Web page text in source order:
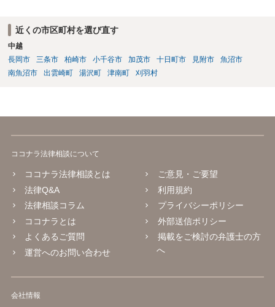
近くの市区町村を選び直す
中越
長岡市
三条市 柏崎市 小千谷市 加茂市 十日町市 見附市
魚沼市
南魚沼市
出雲崎町 湯沢町 津南町 刈羽村
ココナラ法律相談について
ココナラ法律相談とは
法律Q&A
法律相談コラム
ココナラとは
よくあるご質問
運営へのお問い合わせ
ご意見・ご要望
利用規約
プライバシーポリシー
外部送信ポリシー
掲載をご検討の弁護士の方
へ
会社情報